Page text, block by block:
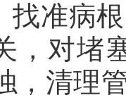
找准病
，对堵
，清理